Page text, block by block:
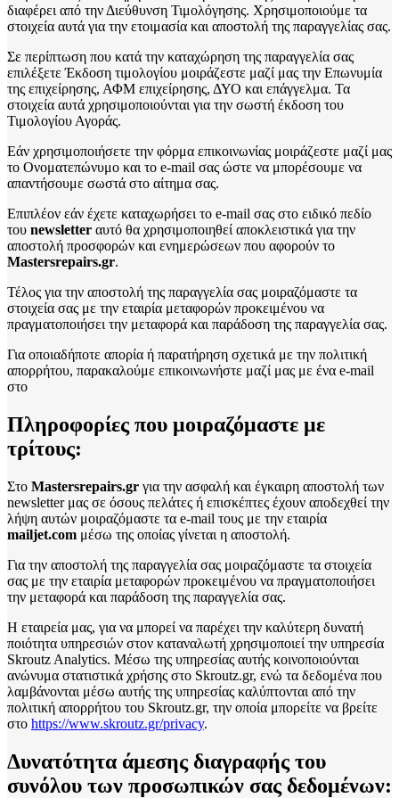
διαφέρει από την Διεύθυνση Τιμολόγησης. Χρησιμοποιούμε τα
στοιχεία αυτά για την ετοιμασία και αποστολή της παραγγελίας σας.
Σε περίπτωση που κατά την καταχώρηση της παραγγελία σας
επιλέξετε Έκδοση τιμολογίου μοιράζεστε μαζί μας την Επωνυμία
της επιχείρησης, ΑΦΜ επιχείρησης, ΔΥΟ και επάγγελμα. Τα
στοιχεία αυτά χρησιμοποιούνται για την σωστή έκδοση του
Τιμολογίου Αγοράς.
Εάν χρησιμοποιήσετε την φόρμα επικοινωνίας μοιράζεστε μαζί μας
το Ονοματεπώνυμο και το e-mail σας ώστε να μπορέσουμε να
απαντήσουμε σωστά στο αίτημα σας.
Επιπλέον εάν έχετε καταχωρήσει το e-mail σας στο ειδικό πεδίο
του newsletter αυτό θα χρησιμοποιηθεί αποκλειστικά για την
αποστολή προσφορών και ενημερώσεων που αφορούν το
Mastersrepairs.gr.
Τέλος για την αποστολή της παραγγελία σας μοιραζόμαστε τα
στοιχεία σας με την εταιρία μεταφορών προκειμένου να
πραγματοποιήσει την μεταφορά και παράδοση της παραγγελία σας.
Για οποιαδήποτε απορία ή παρατήρηση σχετικά με την πολιτική
απορρήτου, παρακαλούμε επικοινωνήστε μαζί μας με ένα e-mail
στο
Πληροφορίες που μοιραζόμαστε με
τρίτους:
Στο Mastersrepairs.gr για την ασφαλή και έγκαιρη αποστολή των
newsletter μας σε όσους πελάτες ή επισκέπτες έχουν αποδεχθεί την
λήψη αυτών μοιραζόμαστε τα e-mail τους με την εταιρία
mailjet.com μέσω της οποίας γίνεται η αποστολή.
Για την αποστολή της παραγγελία σας μοιραζόμαστε τα στοιχεία
σας με την εταιρία μεταφορών προκειμένου να πραγματοποιήσει
την μεταφορά και παράδοση της παραγγελία σας.
Η εταιρεία μας, για να μπορεί να παρέχει την καλύτερη δυνατή
ποιότητα υπηρεσιών στον καταναλωτή χρησιμοποιεί την υπηρεσία
Skroutz Analytics. Μέσω της υπηρεσίας αυτής κοινοποιούνται
ανώνυμα στατιστικά χρήσης στο Skroutz.gr, ενώ τα δεδομένα που
λαμβάνονται μέσω αυτής της υπηρεσίας καλύπτονται από την
πολιτική απορρήτου του Skroutz.gr, την οποία μπορείτε να βρείτε
στο https://www.skroutz.gr/privacy.
Δυνατότητα άμεσης διαγραφής του
συνόλου των προσωπικών σας δεδομένων: